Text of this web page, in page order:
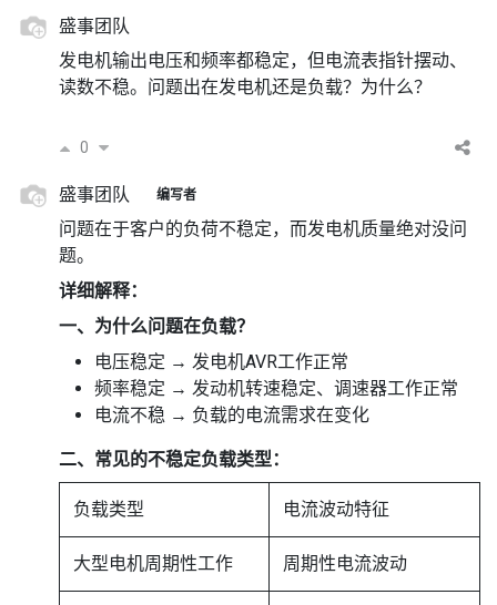
盛事团队
发电机输出电压和频率都稳定，但电流表指针摆动、
读数不稳。问题出在发电机还是负载？为什么？
0
盛事团队 编写者
问题在于客户的负荷不稳定，而发电机质量绝对没问
题。
详细解释：
一、为什么问题在负载？
电压稳定 → 发电机AVR工作正常
频率稳定 → 发动机转速稳定、调速器工作正常
电流不稳 → 负载的电流需求在变化
二、常见的不稳定负载类型：
负载类型 电流波动特征
大型电机周期性工作 周期性电流波动